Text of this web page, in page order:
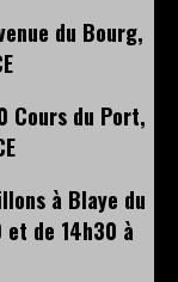
du Bourg,
Cours du Port,
à Blaye du
et de 14h30 à